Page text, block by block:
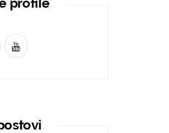
Y
T